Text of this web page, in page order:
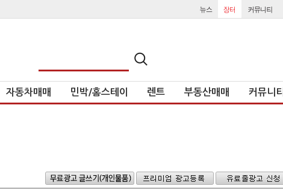
자동차매매 민박/홈스테이 렌트 부동산매매 커뮤니티